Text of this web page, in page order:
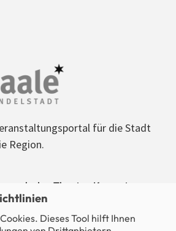
für die Stadt
Region.
was los! - Theater, Konzerte,
Freizeit, Party - alle
Dieses Tool hilft Ihnen